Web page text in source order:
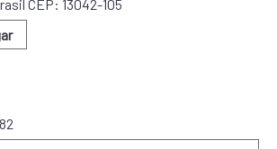
CEP: 13042-105